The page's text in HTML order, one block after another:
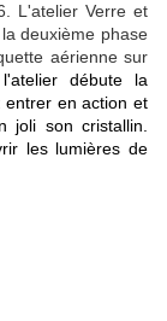
L'atelier Verre et
deuxième phase
aérienne sur
débute la
entrer en action et
joli son cristallin.
les lumières de